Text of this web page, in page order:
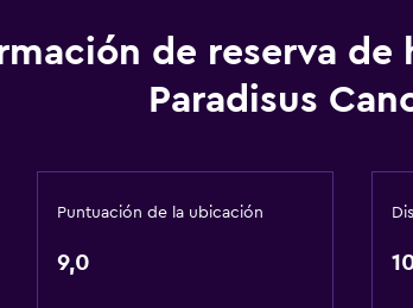
Ducha
Papel
de reserva de
Paradisus
Puntuación de la ubicación
9,0